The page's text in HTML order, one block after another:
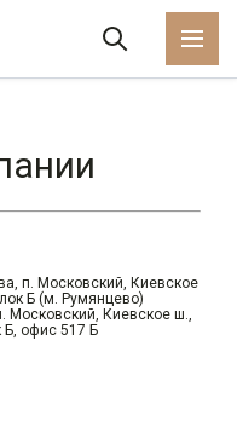
п. Московский, Киевское
Б (м. Румянцево)
Московский, Киевское ш.,
Б, офис 517 Б